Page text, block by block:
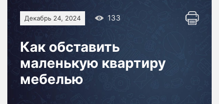
Декабрь 24, 2024 133
Как обставить
маленькую квартиру
мебелью